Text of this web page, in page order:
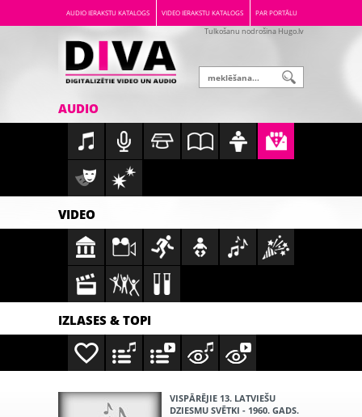
AUDIO IERAKSTU KATALOGS VIDEO IERAKSTU KATALOGS PAR PORTĀLU
Tulkošanu nodrošina Hugo.lv
AUDIO
VIDEO
IZLASES & TOPI
VISPĀRĒJIE 13. LATVIEŠU
DZIESMU SVĒTKI - 1960. GADS.